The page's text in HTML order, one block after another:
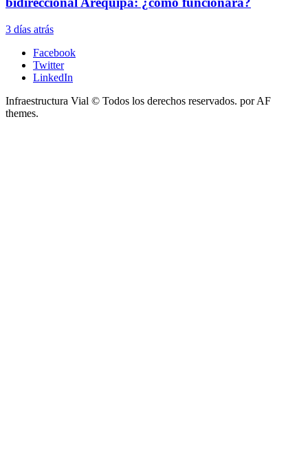
3 días atrás
Facebook
Twitter
LinkedIn
Infraestructura Vial © Todos los derechos reservados. por AF
themes.